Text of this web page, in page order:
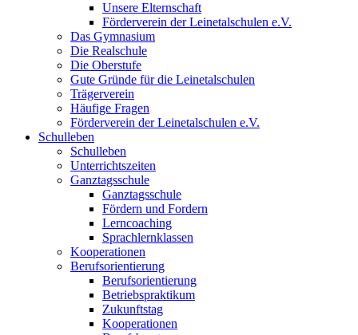
Unsere Elternschaft
Förderverein der Leinetalschulen e.V.
Das Gymnasium
Die Realschule
Die Oberstufe
Gute Gründe für die Leinetalschulen
Trägerverein
Häufige Fragen
Förderverein der Leinetalschulen e.V.
Schulleben
Schulleben
Unterrichtszeiten
Ganztagsschule
Ganztagsschule
Fördern und Fordern
Lerncoaching
Sprachlernklassen
Kooperationen
Berufsorientierung
Berufsorientierung
Betriebspraktikum
Zukunftstag
Kooperationen